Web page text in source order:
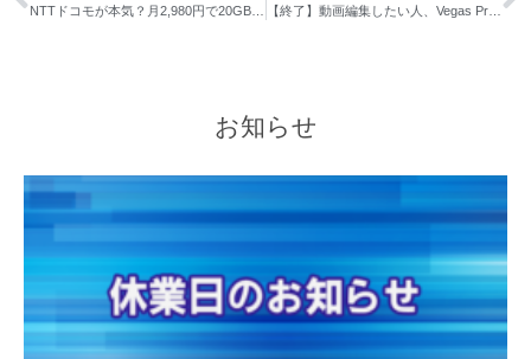
【終了】動画編集したい人、Vegas Proが安くなってますよ/2020.12.14まで
お知らせ